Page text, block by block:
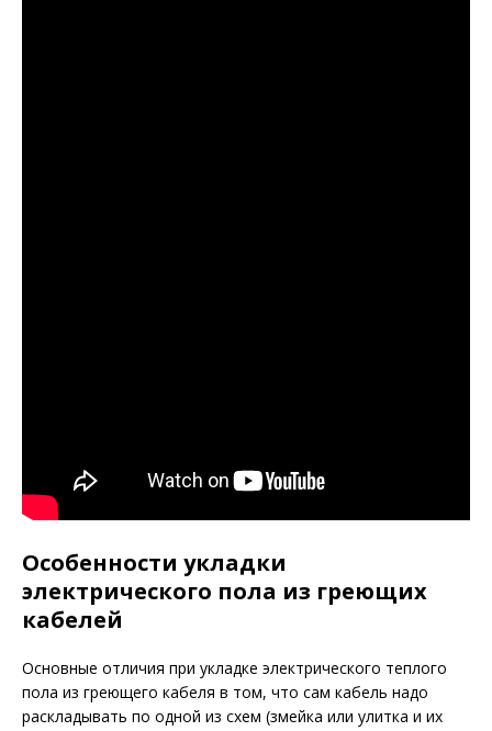
Особенности укладки
электрического пола из греющих
кабелей
Основные отличия при укладке электрического теплого
пола из греющего кабеля в том, что сам кабель надо
раскладывать по одной из схем (змейка или улитка и их